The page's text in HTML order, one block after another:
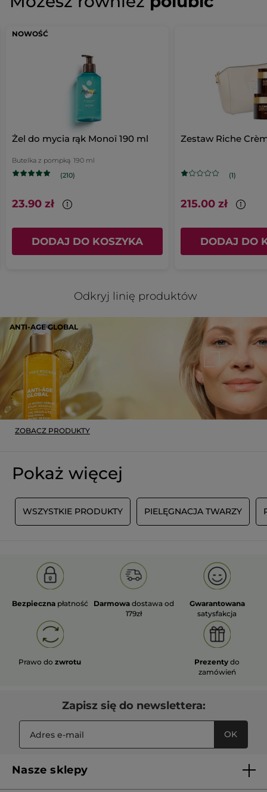
Brak
NOWOŚĆ
Żel do mycia rąk Monoï 190 ml
Butelka z pompką 190 ml
(210)
23.90 zł
DODAJ DO KOSZYKA
Zestaw Riche
(1)
215.00 zł
DODAJ DO
Odkryj linię produktów
ANTI-AGE GLOBAL
ZOBACZ PRODUKTY
Pokaż więcej
WSZYSTKIE PRODUKTY PIELĘGNACJA TWARZY
Bezpieczna płatność Darmowa dostawa od
179zł
Gwarantowana
satysfakcja
Prawo dozwrotu Prezenty do
zamówień
Zapisz się do newslettera:
OK
Nasze sklepy